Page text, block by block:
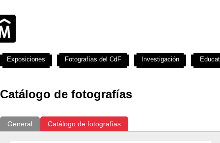
Catálogo de fotografías
General Catálogo de fotografías
Exposiciones Fotografías del CdF Investigación